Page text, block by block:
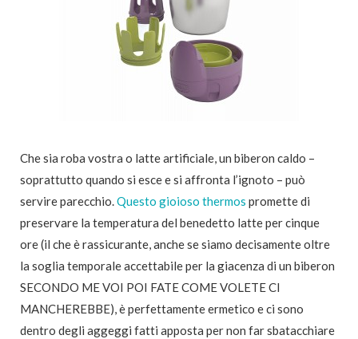
Che sia roba vostra o latte artificiale, un biberon caldo –
soprattutto quando si esce e si affronta l’ignoto – può
servire parecchio.Questo gioioso thermos promette di
preservare la temperatura del benedetto latte per cinque
ore (il che è rassicurante, anche se siamo decisamente oltre
la soglia temporale accettabile per la giacenza di un biberon
SECONDO ME VOI POI FATE COME VOLETE CI
MANCHEREBBE), è perfettamente ermetico e ci sono
dentro degli aggeggi fatti apposta per non far sbatacchiare